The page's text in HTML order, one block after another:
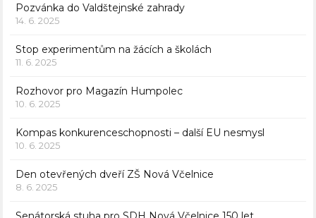
Pozvánka do Valdštejnské zahrady
14. 6. 2025
Stop experimentům na žácích a školách
11. 6. 2025
Rozhovor pro Magazín Humpolec
10. 6. 2025
Kompas konkurenceschopnosti – další EU nesmysl
10. 6. 2025
Den otevřených dveří ZŠ Nová Včelnice
8. 6. 2025